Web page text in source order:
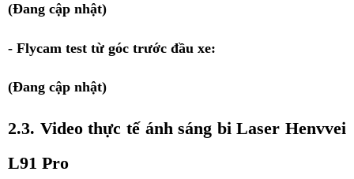
(Đang cập nhật)
- Flycam test từ góc trước đầu xe:
(Đang cập nhật)
2.3. Video thực tế ánh sáng bi Laser Henvvei
L91 Pro